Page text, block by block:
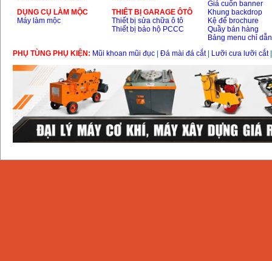
DỤNG CỤ LÀM MỘC
Máy làm mộc
THIÊT BỊ GARAGE ÔTÔ
Thiết bị sửa chữa ô tô
Thiết bị bảo hộ PCCC
Giá cuốn banner
Khung backdrop
Kệ để brochure
Quầy bán hàng
Bảng menu chỉ dẫn
PHỤ TÙNG PHỤ KIỆN: Mũi khoan mũi đục Đá mài đá cắt| Lưỡi cưa lưỡi cắt